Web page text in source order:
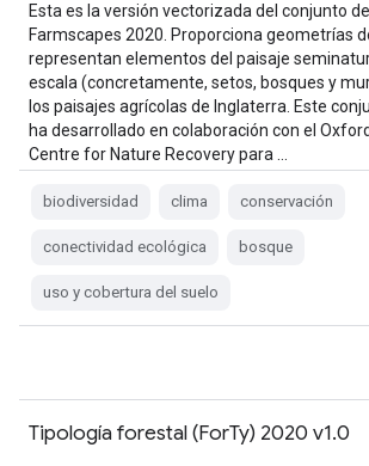
Esta es la versión vectorizada del conjunto
Farmscapes 2020. Proporciona geometrías
representan elementos del paisaje
escala (concretamente, setos, bosques y
los paisajes agrícolas de Inglaterra. Este
ha desarrollado en colaboración con el
Centre for Nature Recovery para …
biodiversidad clima conservación
conectividad ecológica bosque
uso y cobertura del suelo
Tipología forestal (ForTy) 2020 v1.0